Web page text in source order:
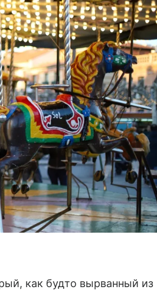
как будто вырванный из